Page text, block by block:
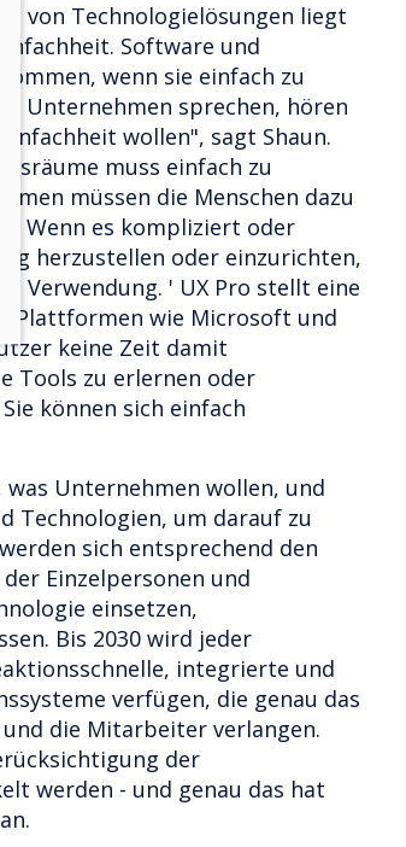
von Technologielösungen liegt
Software und
wenn sie einfach zu
Unternehmen sprechen, hören
wollen", sagt Shaun.
muss einfach zu
müssen die Menschen dazu
Wenn es kompliziert oder
herzustellen oder einzurichten,
Verwendung. ' UX Pro stellt eine
Plattformen wie Microsoft und
keine Zeit damit
Tools zu erlernen oder
können sich einfach
Unternehmen wollen, und
Technologien, um darauf zu
sich entsprechend den
Einzelpersonen und
einsetzen,
Bis 2030 wird jeder
integrierte und
verfügen, die genau das
die Mitarbeiter verlangen.
der
werden - und genau das hat